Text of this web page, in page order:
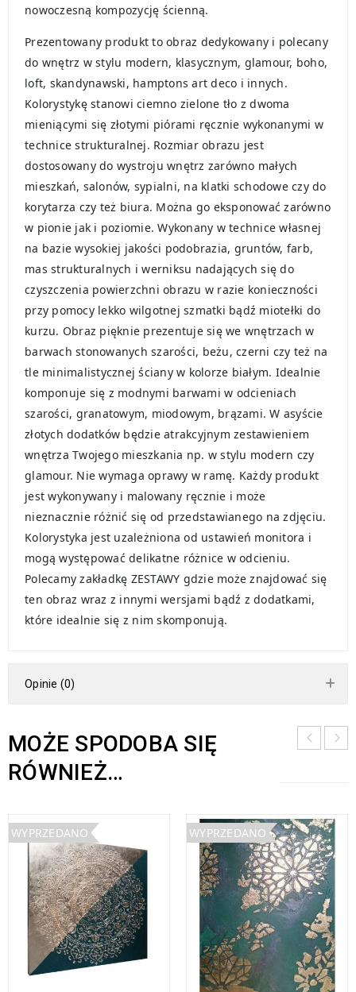
nowoczesną kompozycję ścienną.
Prezentowany produkt to obraz dedykowany i polecany
do wnętrz w stylu modern, klasycznym, glamour, boho,
loft, skandynawski, hamptons art deco i innych.
Kolorystykę stanowi ciemno zielone tło z dwoma
mieniącymi się złotymi piórami ręcznie wykonanymi w
technice strukturalnej. Rozmiar obrazu jest
dostosowany do wystroju wnętrz zarówno małych
mieszkań, salonów, sypialni, na klatki schodowe czy do
korytarza czy też biura. Można go eksponować zarówno
w pionie jak i poziomie. Wykonany w technice własnej
na bazie wysokiej jakości podobrazia, gruntów, farb,
mas strukturalnych i werniksu nadających się do
czyszczenia powierzchni obrazu w razie konieczności
przy pomocy lekko wilgotnej szmatki bądź miotełki do
kurzu. Obraz pięknie prezentuje się we wnętrzach w
barwach stonowanych szarości, beżu, czerni czy też na
tle minimalistycznej ściany w kolorze białym. Idealnie
komponuje się z modnymi barwami w odcieniach
szarości, granatowym, miodowym, brązami. W asyście
złotych dodatków będzie atrakcyjnym zestawieniem
wnętrza Twojego mieszkania np. w stylu modern czy
glamour. Nie wymaga oprawy w ramę. Każdy produkt
jest wykonywany i malowany ręcznie i może
nieznacznie różnić się od przedstawianego na zdjęciu.
Kolorystyka jest uzależniona od ustawień monitora i
mogą występować delikatne różnice w odcieniu.
Polecamy zakładkę ZESTAWY gdzie może znajdować się
ten obraz wraz z innymi wersjami bądź z dodatkami,
które idealnie się z nim skomponują.
Opinie (0)
MOŻE SPODOBA SIĘ
RÓWNIEŻ…
WYPRZEDANO WYPRZEDANO